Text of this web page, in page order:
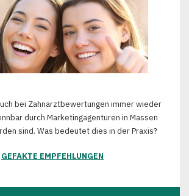
bei Zahnarztbewertungen immer wieder
durch Marketingagenturen in Massen
sind. Was bedeutet dies in der Praxis?
GEFAKTE EMPFEHLUNGEN